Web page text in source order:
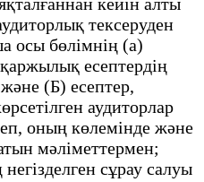
тексеруден
осы бөлімнің (а)
есептердің
(Б) есептер,
аудиторлар
оның көлемінде және
мәліметтермен;
сұрау салуы